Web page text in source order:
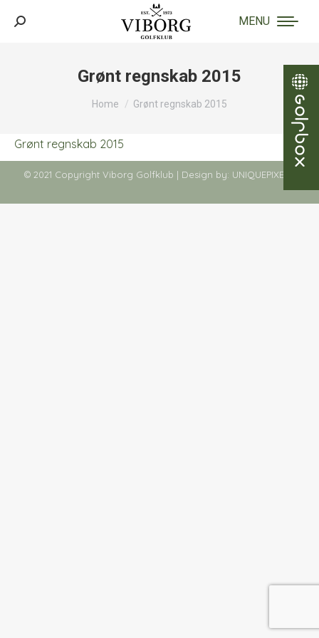
MENU
Search:
Grønt regnskab 2015
You are here:
Home Grønt regnskab 2015
Grønt regnskab 2015
© 2021 Copyright Viborg Golfklub | Design by: UNIQUEPIXELS